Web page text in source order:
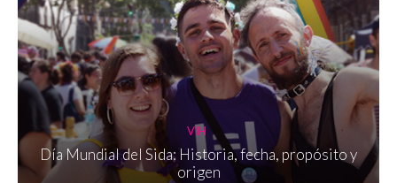
VIH
Día Mundial del Sida: Historia, fecha, propósito y
origen